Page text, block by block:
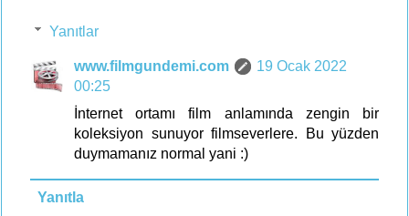
Yanıtlar
www.filmgundemi.com
19 Ocak 2022
00:25
İnternet ortamı film anlamında zengin bir
koleksiyon sunuyor filmseverlere. Bu yüzden
duymamanız normal yani :)
Yanıtla